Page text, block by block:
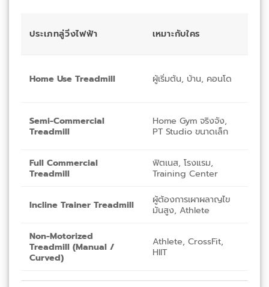
ประเภทลู่วิ่งไฟฟ้า เหมาะกับใคร
Home Use Treadmill ผู้เริ่มต้น, บ้าน, คอนโด
Semi-Commercial
Treadmill
Home Gym จริงจัง,
PT Studio ขนาดเล็ก
Full Commercial
Treadmill
ฟิตเนส, โรงแรม,
Training Center
Incline Trainer Treadmill
ผู้ต้องการเผาผลาญไข
มันสูง, Athlete
Non-Motorized
Treadmill (Manual /
Curved)
Athlete, CrossFit,
HIIT